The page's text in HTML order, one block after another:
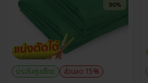
ประกันศูนย์ไทย
ส่วนลด 15%